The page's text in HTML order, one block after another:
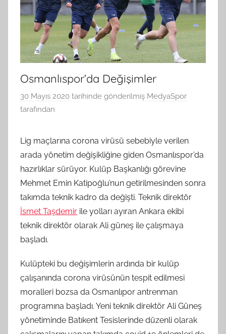
Osmanlıspor’da Değişimler
30 Mayıs 2020 tarihinde gönderilmiş MedyaSpor
tarafından
Lig maçlarına corona virüsü sebebiyle verilen
arada yönetim değişikliğine giden Osmanlıspor’da
hazırlıklar sürüyor. Kulüp Başkanlığı görevine
Mehmet Emin Katipoğlu’nun getirilmesinden sonra
takımda teknik kadro da değişti. Teknik direktör
İsmet Taşdemir ile yolları ayıran Ankara ekibi
teknik direktör olarak Ali güneş ile çalışmaya
başladı.
Kulüpteki bu değişimlerin ardında bir kulüp
çalışanında corona virüsünün tespit edilmesi
moralleri bozsa da Osmanlıpor antrenman
programına başladı. Yeni teknik direktör Ali Güneş
yönetiminde Batıkent Tesislerinde düzenli olarak